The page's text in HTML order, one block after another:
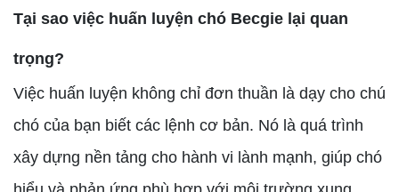
Tại sao việc huấn luyện chó Becgie lại quan
trọng?
Việc huấn luyện không chỉ đơn thuần là dạy cho chú
chó của bạn biết các lệnh cơ bản. Nó là quá trình
xây dựng nền tảng cho hành vi lành mạnh, giúp chó